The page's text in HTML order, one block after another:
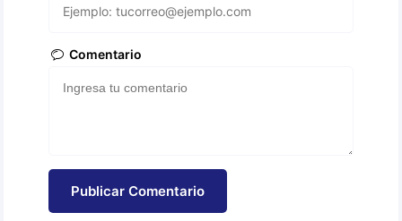
Comentario
Publicar Comentario